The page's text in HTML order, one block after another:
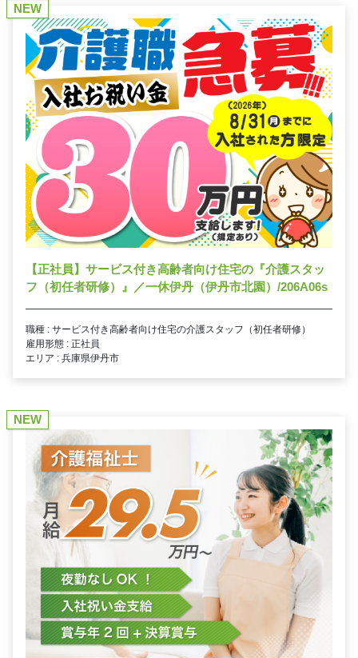
NEW
【正社員】サービス付き高齢者向け住宅の『介護スタッ
フ（初任者研修）』／一休伊丹（伊丹市北園）/206A06s
職種 : サービス付き高齢者向け住宅の介護スタッフ（初任者研修）
雇用形態 : 正社員
エリア : 兵庫県伊丹市
NEW